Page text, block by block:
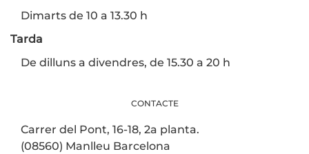
Dimarts de 10 a 13.30 h
Tarda
De dilluns a divendres, de 15.30 a 20 h
CONTACTE
Carrer del Pont, 16-18, 2a planta.
(08560) Manlleu Barcelona